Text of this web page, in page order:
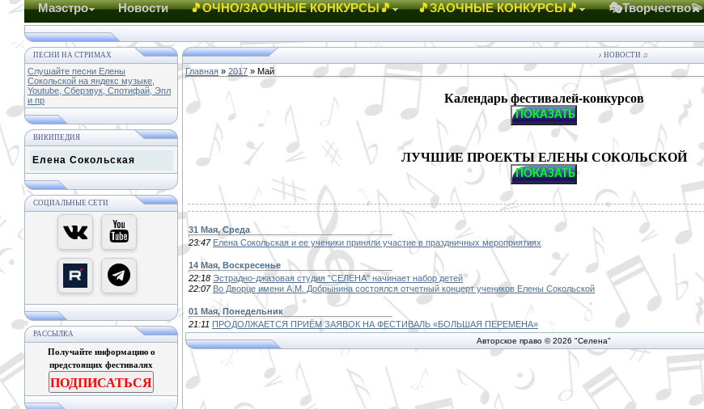
Маэстро Новости 🎵ОЧНО/ЗАОЧНЫЕ КОНКУРСЫ🎵 🎵ЗАОЧНЫЕ КОНКУРСЫ🎵 🎭Творчество💫
ПЕСНИ НА СТРИМАХ
Слушайте песни Елены
Сокольской на яндекс музыке,
Youtube, Сберзвук, Спотифай, Эпл
и пр
ВИКИПЕДИЯ
Елена Сокольская
СОЦИАЛЬНЫЕ СЕТИ
РАССЫЛКА
Получайте информацию о
предстоящих фестивалях
ПОДПИСАТЬСЯ
♪ НОВОСТИ ♫
Главная » 2017 » Май
Календарь фестивалей-конкурсов
ЛУЧШИЕ ПРОЕКТЫ ЕЛЕНЫ СОКОЛЬСКОЙ
31 Мая, Среда
23:47 Елена Сокольская и ее ученики приняли участие в праздничных мероприятиях
14 Мая, Воскресенье
22:18 Эстрадно-джазовая студия "СЕЛЕНА" начинает набор детей
22:07 Во Дворце имени А.М. Добрынина состоялся отчетный концерт учеников Елены Сокольской
01 Мая, Понедельник
21:11 ПРОДОЛЖАЕТСЯ ПРИЁМ ЗАЯВОК НА ФЕСТИВАЛЬ «БОЛЬШАЯ ПЕРЕМЕНА»
Авторское право © 2026 "Селена"